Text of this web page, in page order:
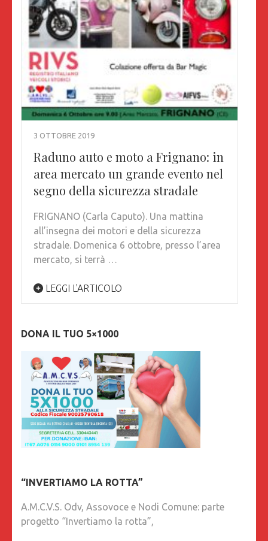
3 OTTOBRE 2019
Raduno auto e moto a Frignano: in
area mercato un grande evento nel
segno della sicurezza stradale
FRIGNANO (Carla Caputo). Una mattina
all’insegna dei motori e della sicurezza
stradale. Domenica 6 ottobre, presso l’area
mercato, si terrà …
LEGGI L'ARTICOLO
DONA IL TUO 5×1000
“INVERTIAMO LA ROTTA”
A.M.C.V.S. Odv, Assovoce e Nodi Comune: parte
progetto “Invertiamo la rotta”,